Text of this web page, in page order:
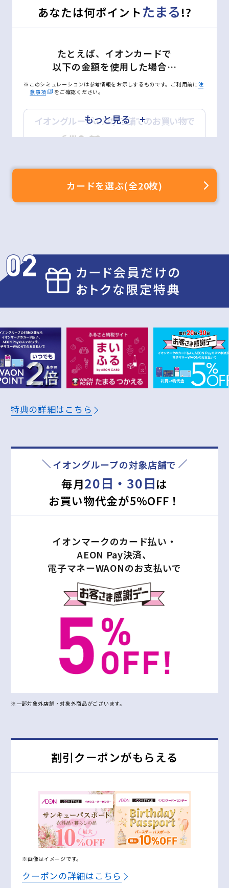
対象店舗(一例)
詳しくはこちら
あなたは何ポイントたまる!?
たとえば、イオンカードで
以下の金額を使用した場合…
※このシミュレーションは参考情報をお示しするものです。ご利用前に注
意事項
をご確認ください。
イオングループの対象店舗でのお買い物で
※200円(税込)＝2WAON POINT(基本の2倍)
ネットショッピングで
月 万円
ふるさと納税で(まいふる)
※200円(税込)＝2WAON POINT(基本の2倍)
※シミュレーション結果は、あくまでも目安であり実際の付与ポ
イントと異なる場合があります。
詳しくシミュレーションしたい方はこちら
もっと見る +
カードを選ぶ(全20枚)
特典の詳細はこちら
イオングループの対象店舗で
毎月20日・30日は
お買い物代金が5%OFF！
イオンマークのカード払い・
AEON Pay決済、
電子マネーWAONのお支払いで
※一部対象外店舗・対象外商品がございます。
割引クーポンがもらえる
※画像はイメージです。
クーポンの詳細はこちら